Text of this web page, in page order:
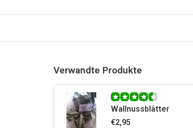
Verwandte Produkte
Wallnussblätter
€2,95